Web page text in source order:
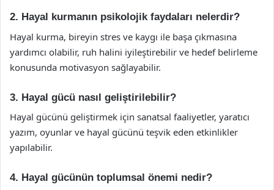
2. Hayal kurmanın psikolojik faydaları nelerdir?
Hayal kurma, bireyin stres ve kaygı ile başa çıkmasına
yardımcı olabilir, ruh halini iyileştirebilir ve hedef belirleme
konusunda motivasyon sağlayabilir.
3. Hayal gücü nasıl geliştirilebilir?
Hayal gücünü geliştirmek için sanatsal faaliyetler, yaratıcı
yazım, oyunlar ve hayal gücünü teşvik eden etkinlikler
yapılabilir.
4. Hayal gücünün toplumsal önemi nedir?